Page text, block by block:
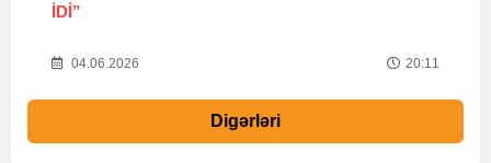
IDI”
04.06.2026 20:11
Digərləri